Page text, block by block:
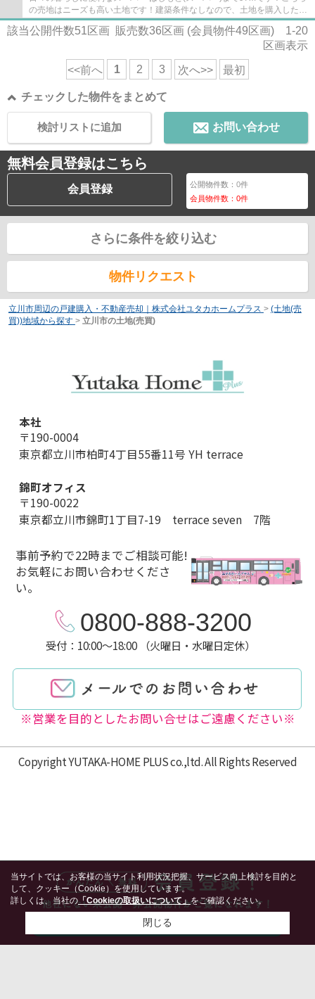
の売地はニーズも高い土地です！建築条件なしなので、土地を購入した後
はお好みのタイミングで住まいが建てられ...
該当公開件数51 区画 販売数36 区画 (会員物件49 区画) 1-20
区画表示
<<前へ 1 2 3 次へ>> 最初
チェックした物件をまとめて
お問い合わせ
検討リストに追加
無料会員登録はこちら
会員登録 公開物件数：0件
会員物件数：0件
さらに条件を絞り込む
物件リクエスト
立川市周辺の戸建購入・不動産売却｜株式会社ユタカホームプラス > (土地(売
買))地域から探す > 立川市の土地(売買)
本社
〒190-0004
東京都立川市柏町4丁目55番11号 YH terrace
錦町オフィス
〒190-0022
東京都立川市錦町1丁目7-19 terrace seven 7階
事前予約で22時までご相談可能!
お気軽にお問い合わせくださ
い。
0800-888-3200
受付：10:00～18:00 （火曜日・水曜日定休）
※営業を目的としたお問い合せはご遠慮ください※
Copyright YUTAKA-HOME PLUS co.,ltd. All Rights Reserved
当サイトでは、お客様の当サイト利用状況把握、サービス向上検討を目的と
して、クッキー（Cookie）を使用しています。
詳しくは、当社の「Cookieの取扱いについて」をご確認ください。
閉じる